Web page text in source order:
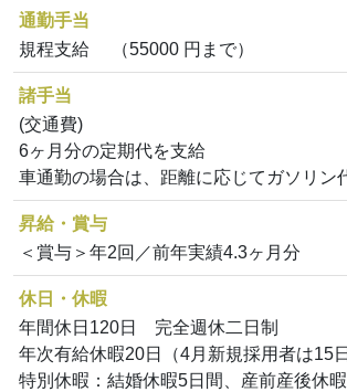
通勤手当
規程支給 （55000 円まで）
諸手当
(交通費)
6ヶ月分の定期代を支給
車通勤の場合は、距離に応じてガソリン
昇給・賞与
＜賞与＞年2回／前年実績4.3ヶ月分
休日・休暇
年間休日120日 完全週休二日制
年次有給休暇20日（4月新規採用者は15日
特別休暇：結婚休暇5日間、産前産後休暇